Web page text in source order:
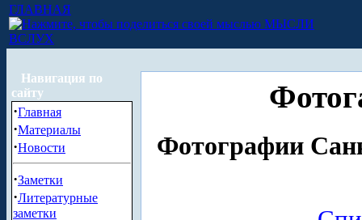
ГЛАВНАЯ
МЫСЛИ
ВСЛУХ
Навигация по
сайту
·Главная
·Материалы
·Новости
·Заметки
·Литературные
заметки
Фотографии